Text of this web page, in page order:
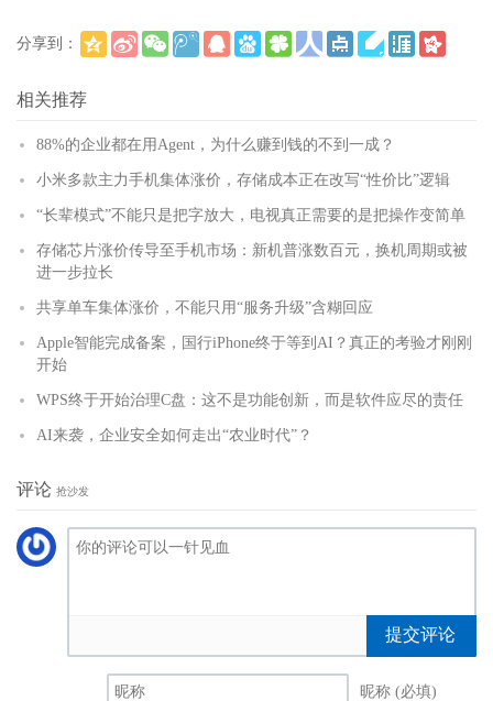
分享到：
相关推荐
88%的企业都在用Agent，为什么赚到钱的不到一成？
小米多款主力手机集体涨价，存储成本正在改写“性价比”逻辑
“长辈模式”不能只是把字放大，电视真正需要的是把操作变简单
存储芯片涨价传导至手机市场：新机普涨数百元，换机周期或被
进一步拉长
共享单车集体涨价，不能只用“服务升级”含糊回应
Apple智能完成备案，国行iPhone终于等到AI？真正的考验才刚刚
开始
WPS终于开始治理C盘：这不是功能创新，而是软件应尽的责任
AI来袭，企业安全如何走出“农业时代”？
评论 抢沙发
提交评论
昵称 (必填)